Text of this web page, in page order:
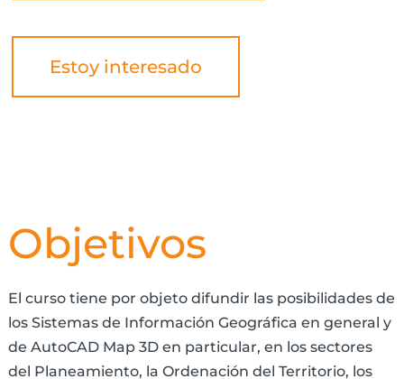
Estoy interesado
Objetivos
El curso tiene por objeto difundir las posibilidades de
los Sistemas de Información Geográfica en general y
de AutoCAD Map 3D en particular, en los sectores
del Planeamiento, la Ordenación del Territorio, los